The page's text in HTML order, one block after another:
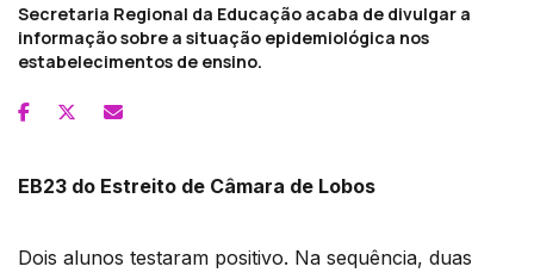
Secretaria Regional da Educação acaba de divulgar a
informação sobre a situação epidemiológica nos
estabelecimentos de ensino.
EB23 do Estreito de Câmara de Lobos
Dois alunos testaram positivo. Na sequência, duas